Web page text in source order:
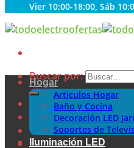
Vier 10:00-18:00, Sáb
Buscar por:
Hogar
Articulos Hogar
Baño y Cocina
Decoración LED
Soportes de
Iluminación LED